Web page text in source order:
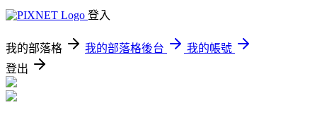
登入
我的部落格 我的部落格後台
我的帳號
登出